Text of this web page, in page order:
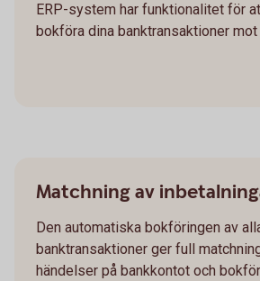
ERP-system har funktionalitet för
bokföra dina banktransaktioner mot
Matchning av
Den automatiska bokföringen av
banktransaktioner ger full
händelser på bankkontot och